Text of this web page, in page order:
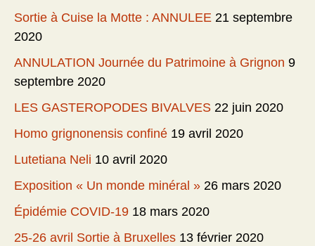
Sortie à Cuise la Motte : ANNULEE 21 septembre
2020
ANNULATION Journée du Patrimoine à Grignon 9
septembre 2020
LES GASTEROPODES BIVALVES 22 juin 2020
Homo grignonensis confiné 19 avril 2020
Lutetiana Neli 10 avril 2020
Exposition « Un monde minéral » 26 mars 2020
Épidémie COVID-19 18 mars 2020
25-26 avril Sortie à Bruxelles 13 février 2020